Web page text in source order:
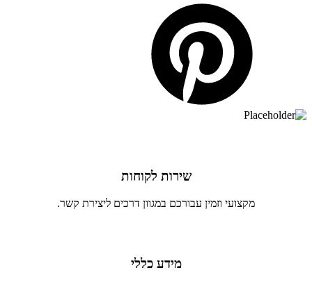
שירות לקוחות
מקצועי וזמין עבורכם במגוון דרכים ליצירת קשר.
מידע כללי